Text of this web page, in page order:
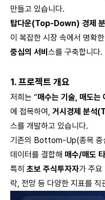
만들고 있습니다.
탑다운(Top-Down) 경제 분
이 복잡한 시장 속에서 명확
중심의 서비 스를 구축합니다.
1. 프로젝트 개요
저희는 “매수는 기술, 매도는
에 접목하여, 거시경제 분
스를 개발하고 있습니다.
기존의 Bottom-Up(종목 중
데이터를 결합해 매수/매도
특히 초보 주식투자자가 주
락, 전망 등 다양한 지표를